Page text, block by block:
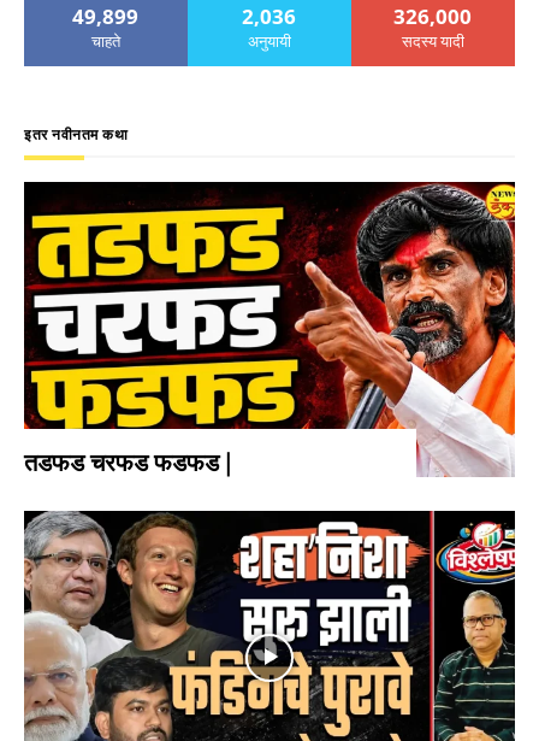
49,899
चाहते
2,036
अनुयायी
326,000
सदस्य यादी
इतर नवीनतम कथा
तडफड चरफड फडफड |